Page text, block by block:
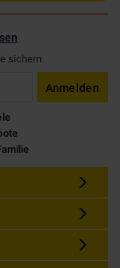
sichern
Anmelden